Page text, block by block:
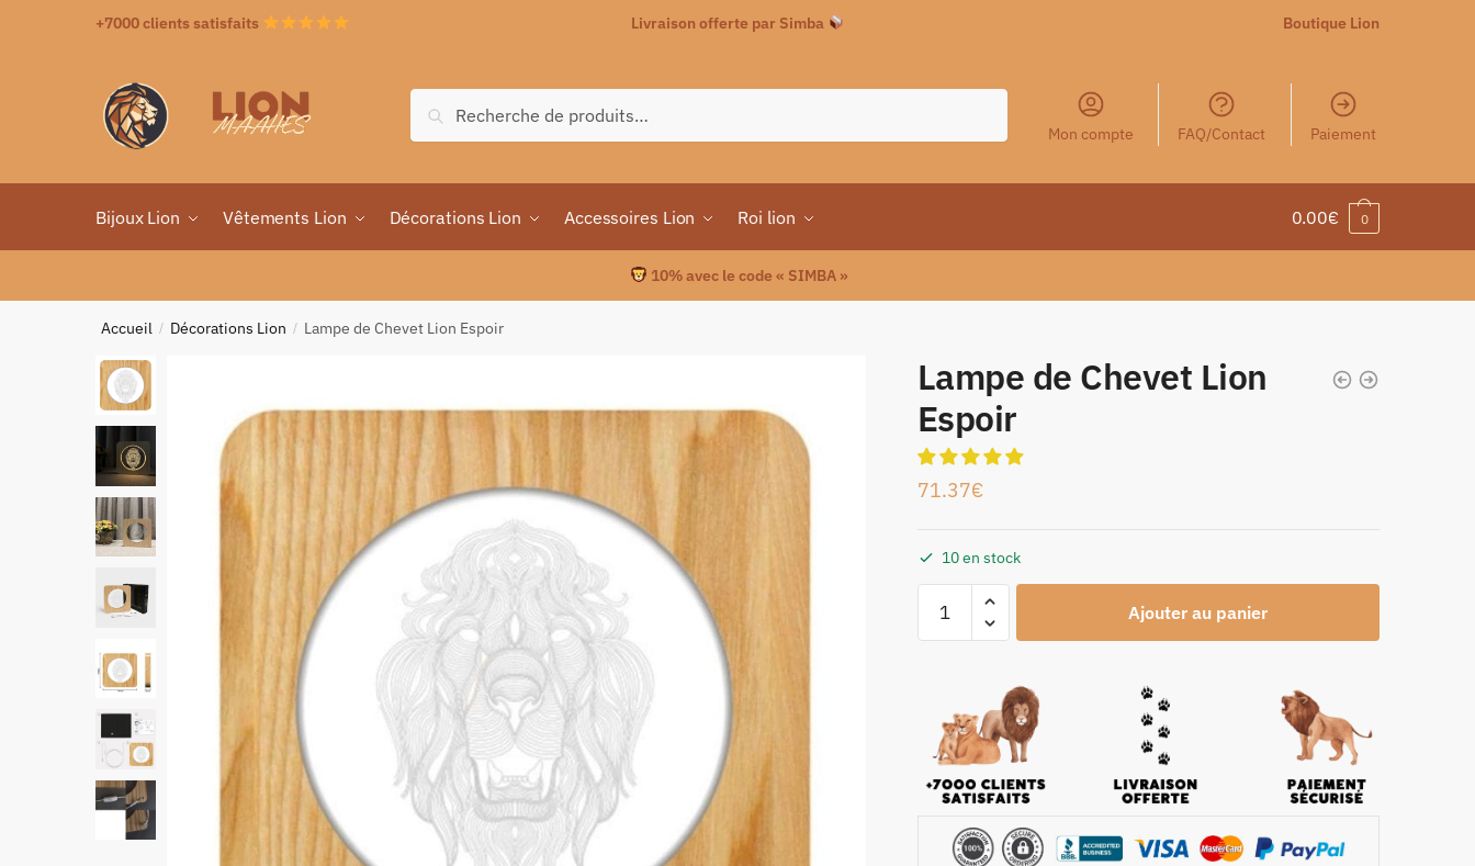
+7000 clients satisfaits Livraison offerte par Simba Boutique Lion
Recherche
Mon compte FAQ/Contact Paiement
Bijoux Lion Vêtements Lion Décorations Lion Accessoires Lion Roi lion 0.00€ 0
10% avec le code « SIMBA »
Accueil / Décorations Lion / Lampe de Chevet Lion Espoir
Lampe de Chevet Lion
Espoir
71.37€
10 en stock
Ajouter au panier